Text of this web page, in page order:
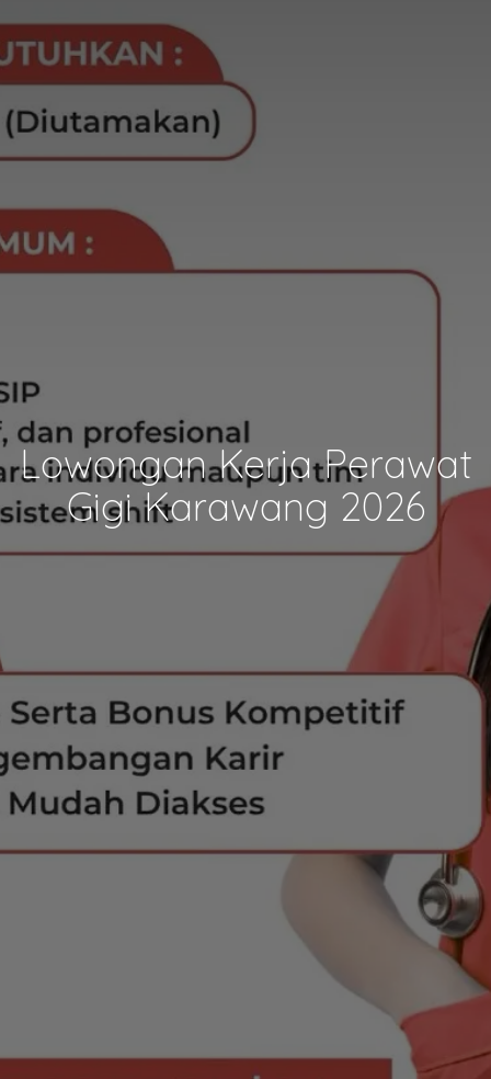
Lowongan Kerja Perawat
Gigi Karawang 2026